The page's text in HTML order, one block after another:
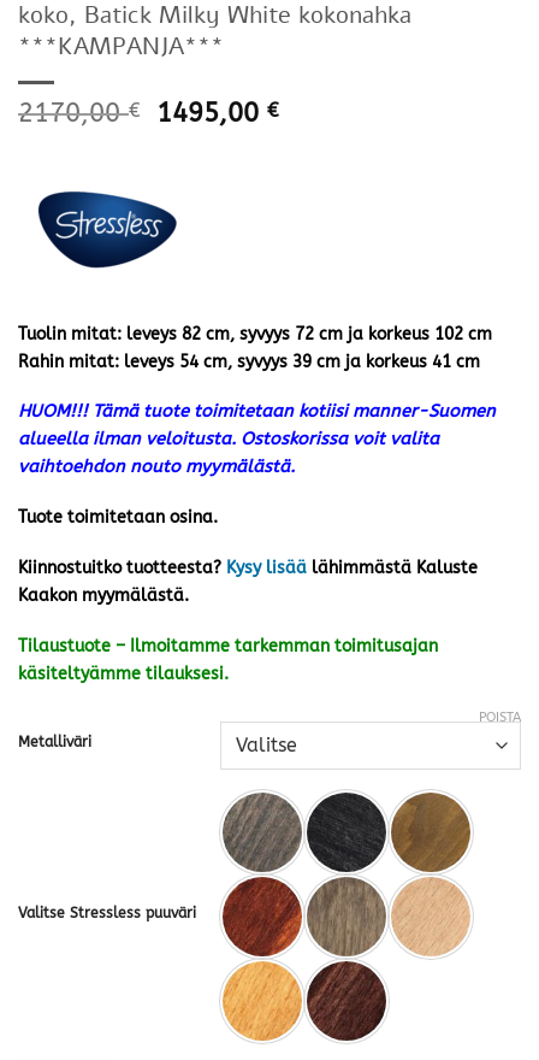
koko, Batick Milky White kokonahka
***KAMPANJA***
2170,00€ 1495,00€
Tuolin mitat: leveys 82 cm, syvyys 72 cm ja korkeus 102 cm
Rahin mitat: leveys 54 cm, syvyys 39 cm ja korkeus 41 cm
HUOM!!! Tämä tuote toimitetaan kotiisi manner-Suomen
alueella ilman veloitusta. Ostoskorissa voit valita
vaihtoehdon nouto myymälästä.
Tuote toimitetaan osina.
Kiinnostuitko tuotteesta? Kysy lisää lähimmästä Kaluste
Kaakon myymälästä.
Tilaustuote – Ilmoitamme tarkemman toimitusajan
käsiteltyämme tilauksesi.
Metalliväri
Valitse Stressless puuväri
POISTA